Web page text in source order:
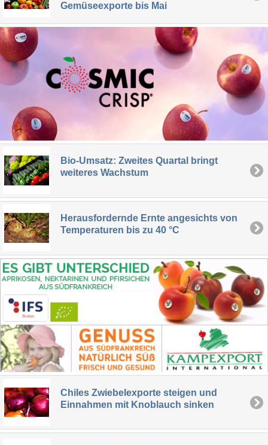
Gemüseexporte bis Mai
Bio-Umsatz: Zweites Quartal bringt
weiteres Wachstum
Herausfordernde Ernte angesichts von
Temperaturen bis zu 40 °C
Chiles Zwiebelexporte steigen und
Einnahmen mit Knoblauch sinken